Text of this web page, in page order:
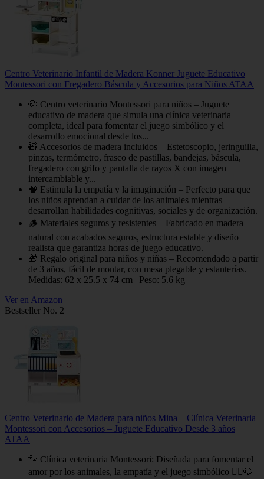
Centro Veterinario Infantil de Madera Konner Juguete Educativo
Montessori con Fregadero Báscula y Accesorios para Niños ATAA
🐶 Centro veterinario Montessori para niños – Juguete
educativo de madera que simula una clínica veterinaria
completa, ideal para fomentar el juego simbólico y el
desarrollo emocional desde los...
🧸 Accesorios de madera incluidos – Estetoscopio, jeringuilla,
pinzas, termómetro, frasco de pastillas, bandejas, báscula,
fregadero con grifo y pantalla de rayos X con imagen
intercambiable y...
🧠 Estimula la empatía y la imaginación – Perfecto para que
los niños aprendan a cuidar de los animales mientras
desarrollan habilidades cognitivas, sociales y de organización.
🪵 Materiales seguros y resistentes – Fabricado en madera
natural con acabados seguros, estructura estable y diseño
realista que garantiza horas de juego educativo.
🎁 Regalo original para niños y niñas – Recomendado a partir
de 3 años, fácil de montar, con mesa plegable y estanterías.
Medidas: 62 x 25.5 x 74 cm | Peso: 5.6 kg
Ver en Amazon
Bestseller No. 2
Centro Veterinario de Madera para niños Mina – Clínica Veterinaria
Montessori con Accesorios – Juguete Educativo Desde 3 años
ATAA
🐾 Clínica veterinaria Montessori: Diseñada para fomentar el
amor por los animales, la empatía y el juego simbólico 👩‍⚕️🐶